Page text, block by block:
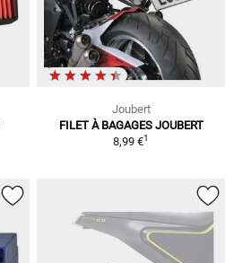
Joubert
FILET À BAGAGES JOUBERT
8,99 €1